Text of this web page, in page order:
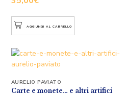
AGGIUNGI AL CARRELLO
Carte e monete… e altri artifici
AURELIO PAVIATO